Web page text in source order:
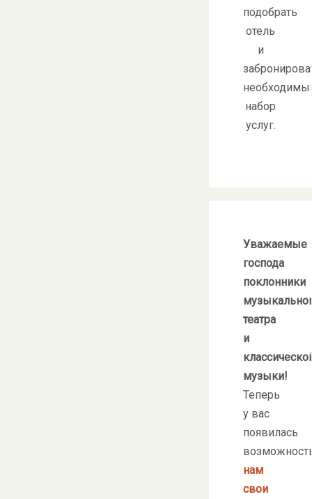
подобрать
отель
и
набор
услуг.
Уважаемые
господа
поклонники
театра
и
музыки!
Теперь
у вас
появилась
нам
свои